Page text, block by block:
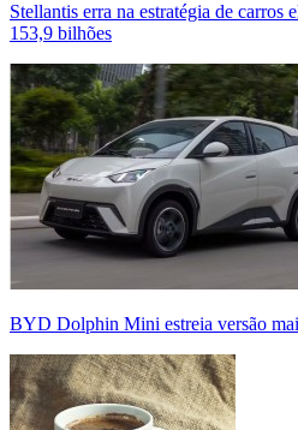
Stellantis erra na estratégia de carros
153,9 bilhões
BYD Dolphin Mini estreia versão